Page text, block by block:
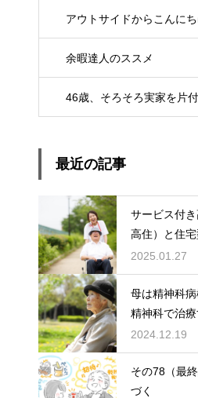
アウトサイドからこんにち
余暇達人のススメ
46歳、そろそろ実家を片付
最近の記事
サービス付
高住）と住
どちらを選ぶ
2025.01.27
母は精神科
精神科で治
2024.12.19
その78（最
づく